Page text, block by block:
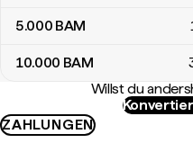
5.000 BAM
10.000 BAM
Willst du
ZAHLUNGEN